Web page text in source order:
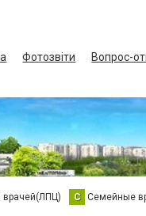
Фотозвіти Вопрос-
врачей(ЛПЦ) С Семейные